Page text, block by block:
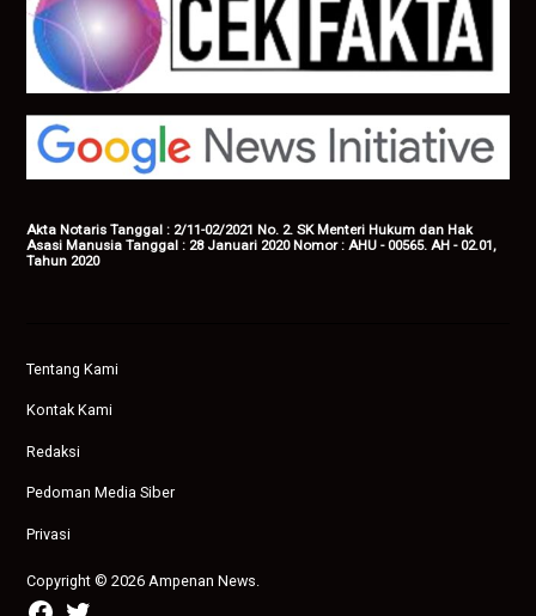
Akta Notaris Tanggal : 2/11-02/2021 No. 2. SK Menteri Hukum dan Hak
Asasi Manusia Tanggal : 28 Januari 2020 Nomor : AHU - 00565. AH - 02.01,
Tahun 2020
Tentang Kami
Kontak Kami
Redaksi
Pedoman Media Siber
Privasi
Copyright © 2026 Ampenan News.
facebook
twitter